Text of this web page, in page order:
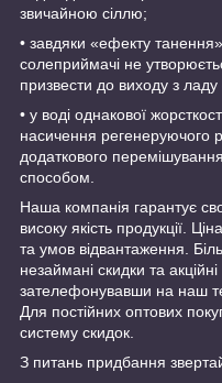
звичайною сіллю;
• завдяки «ефекту
солеприймачі не
призвести до виходу з
• у воді однакової
насичення регенеруючого
додаткового
способом.
Наша компанія гарантує
високу якість продукції.
та умов відвантаження.
незаймані скидки та
зателефонувавши на наш
Для постійних оптових
систему скидок.
З питань придбання